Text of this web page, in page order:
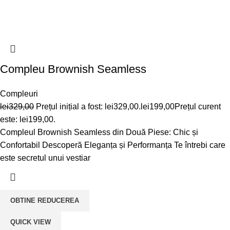
Compleu Brownish Seamless
Compleuri
lei329,00 Prețul inițial a fost: lei329,00. lei199,00Prețul curent
este: lei199,00.
Compleul Brownish Seamless din Două Piese: Chic și
Confortabil Descoperă Eleganța și Performanța Te întrebi care
este secretul unui vestiar
OBTINE REDUCEREA
QUICK VIEW